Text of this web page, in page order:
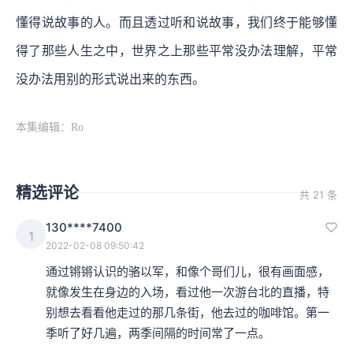
懂得说故事的人。而且透过听和说故事，我们终于能够懂
得了那些人生之中，世界之上那些平常没办法理解，平常
没办法用别的形式说出来的东西。
本集编辑：Ro
精选评论 共 21 条
1
130****7400
2022-02-08 09:50:42
通过锵锵认识的骆以军，和像个哥们儿，很有画面感，
就像发生在身边的入场，看过他一次游台北的直播，特
别想去看看他走过的那几条街，他去过的咖啡馆。第一
季听了好几遍，两季间隔的时间常了一点。